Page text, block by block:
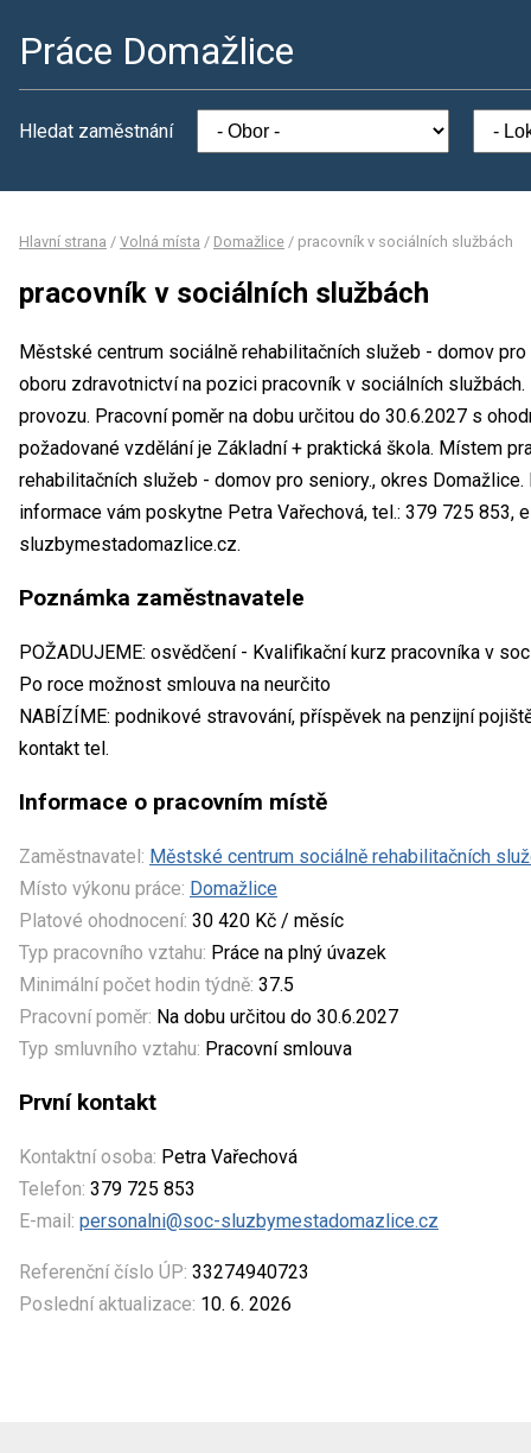
Práce Domažlice
Hledat zaměstnání
Hlavní strana / Volná místa / Domažlice / pracovník v sociálních službách
pracovník v sociálních službách
Městské centrum sociálně rehabilitačních služeb - domov
oboru zdravotnictví na pozici pracovník v sociálních
provozu. Pracovní poměr na dobu určitou do 30.6.2027 s
požadované vzdělání je Základní + praktická škola. Místem
rehabilitačních služeb - domov pro seniory., okres
informace vám poskytne Petra Vařechová, tel.: 379 725 853,
sluzbymestadomazlice.cz.
Poznámka zaměstnavatele
POŽADUJEME: osvědčení - Kvalifikační kurz pracovníka v
Po roce možnost smlouva na neurčito
NABÍZÍME: podnikové stravování, příspěvek na penzijní
kontakt tel.
Informace o pracovním místě
Zaměstnavatel: Městské centrum sociálně rehabilitačních
Místo výkonu práce: Domažlice
Platové ohodnocení: 30 420 Kč / měsíc
Typ pracovního vztahu: Práce na plný úvazek
Minimální počet hodin týdně: 37.5
Pracovní poměr: Na dobu určitou do 30.6.2027
Typ smluvního vztahu: Pracovní smlouva
První kontakt
Kontaktní osoba: Petra Vařechová
Telefon: 379 725 853
E-mail: personalni@soc-sluzbymestadomazlice.cz
Referenční číslo ÚP: 33274940723
Poslední aktualizace: 10. 6. 2026